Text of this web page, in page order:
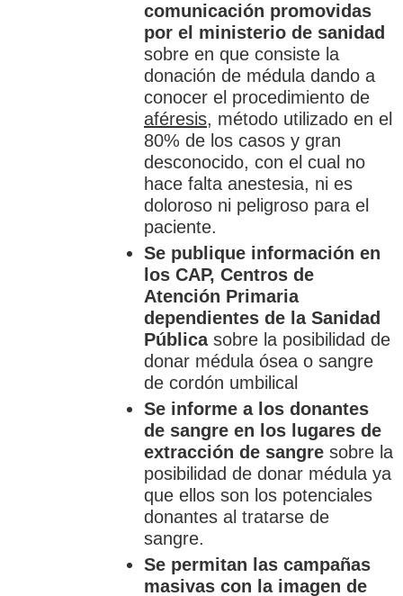
comunicación promovidas
por el ministerio de sanidad
sobre en que consiste la
donación de médula dando a
conocer el procedimiento de
aféresis, método utilizado en el
80% de los casos y gran
desconocido, con el cual no
hace falta anestesia, ni es
doloroso ni peligroso para el
paciente.
Se publique información en
los CAP, Centros de
Atención Primaria
dependientes de la Sanidad
Públicasobre la posibilidad de
donar médula ósea o sangre
de cordón umbilical
Se informe a los donantes
de sangre en los lugares de
extracción de sangre sobre la
posibilidad de donar médula ya
que ellos son los potenciales
donantes al tratarse de
sangre.
Se permitan las campañas
masivas con la imagen de